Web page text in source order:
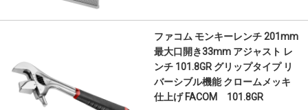
ファコム モンキーレンチ 201mm
最大口開き33mm アジャスト レ
ンチ 101.8GR グリップタイプ リ
バーシブル機能 クロームメッキ
仕上げ FACOM 101.8GR